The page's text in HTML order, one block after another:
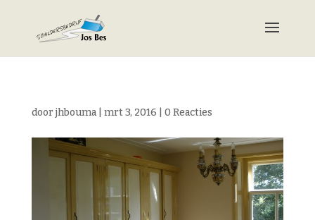
doorjhbouma| mrt 3, 2016 0 Reacties